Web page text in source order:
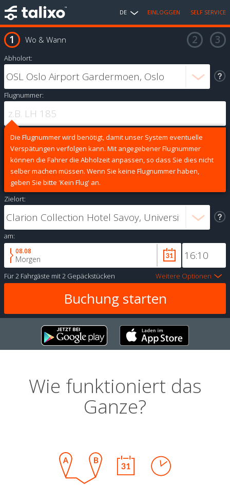
DE EINLOGGEN SELF SERVICE
Wo & Wann
Abholort:
Flugnummer:
Die Flugnummer wird benötigt, damit unser System eventuelle
Verspätungen verfolgen kann. Mit angegebener Flugnummer
können die Fahrer die Abholzeit anpassen, so dass Sie dies nicht
selber machen müssen. Wenn Sie keine Flugnummer haben,
geben Sie bitte 'Kein Flug' an.
Zielort:
am:
08.08
Morgen
Für2 Fahrgäste mit2 Gepäckstücken Weitere Optionen
Wie funktioniert das
Ganze?